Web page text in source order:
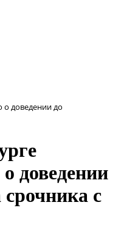
о доведении до
доведении
срочника с